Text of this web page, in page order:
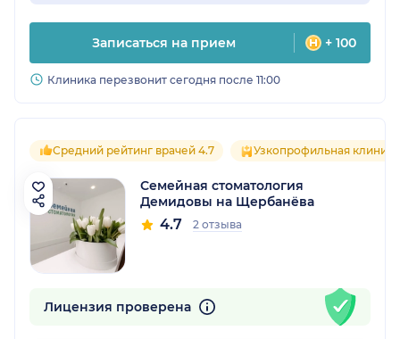
Записаться на прием + 100
Клиника перезвонит сегодня после 11:00
Средний рейтинг врачей 4.7 Узкопрофильная клиника
Семейная стоматология
Демидовы на Щербанёва
4.7 2 отзыва
Лицензия проверена